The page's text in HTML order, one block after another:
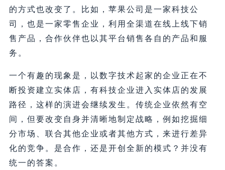
的方式也改变了。比如，苹果公司是一家科技公
司，也是一家零售企业，利用全渠道在线上线下销
售产品，合作伙伴也以其平台销售各自的产品和服
务。
一个有趣的现象是，以数字技术起家的企业正在不
断投资建立实体店，有科技企业进入实体店的发展
路径，这样的演进会继续发生。传统企业依然有空
间，但要改变自身并清晰地制定战略，例如挖掘细
分市场、联合其他企业或者其他方式，来进行差异
化的竞争。是合作，还是开创全新的模式？并没有
统一的答案。